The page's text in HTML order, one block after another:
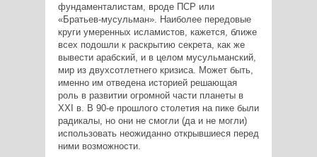
фундаменталистам, вроде ПСР или
«Братьев-мусульман». Наиболее передовые
круги умеренных исламистов, кажется, ближе
всех подошли к раскрытию секрета, как же
вывести арабский, и в целом мусульманский,
мир из двухсотлетнего кризиса. Может быть,
именно им отведена историей решающая
роль в развитии огромной части планеты в
XXI в. В 90-е прошлого столетия на пике были
радикалы, но они не смогли (да и не могли)
использовать неожиданно открывшиеся перед
ними возможности.